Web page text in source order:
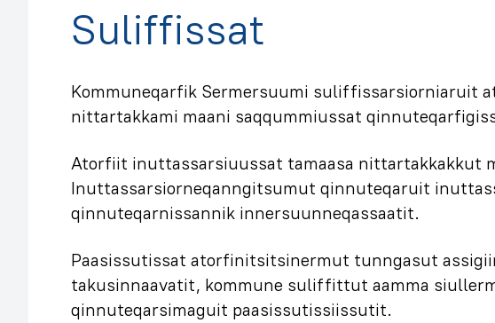
Suliffissat
Kommuneqarfik Sermersuumi suliffissarsiorniaruit
nittartakkami maani saqqummiussat
Atorfiit inuttassarsiuussat tamaasa nittartakkakkut
Inuttassarsiorneqanngitsumut qinnuteqaruit
qinnuteqarnissannik innersuunneqassaatit.
Paasissutissat atorfinitsitsinermut tunngasut
takusinnaavatit, kommune suliffittut aamma
qinnuteqarsimaguit paasissutissiissutit.